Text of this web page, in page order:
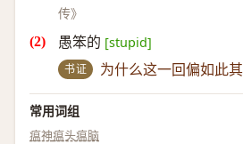
传》
愚笨的 [stupid]
书证 为什么这一回偏如此
常用词组
瘟神瘟头瘟脑